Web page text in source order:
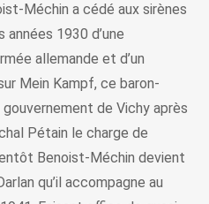
Méchin a cédé aux sirènes
1930 d’une
allemande et d’un
Mein Kampf, ce baron-
de Vichy après
Pétain le charge de
Benoist-Méchin devient
qu’il accompagne au